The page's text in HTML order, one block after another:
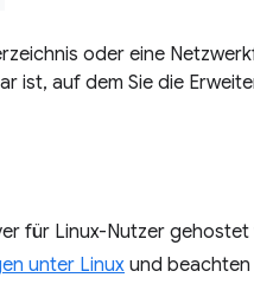
oder eine
ist, auf dem Sie die
für Linux-Nutzer gehostet
unter Linuxund beachten